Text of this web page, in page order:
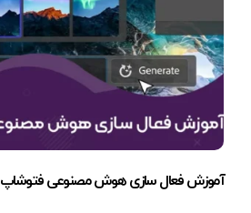
آموزش فعال سازی هوش مصنوعی فتوشاپ